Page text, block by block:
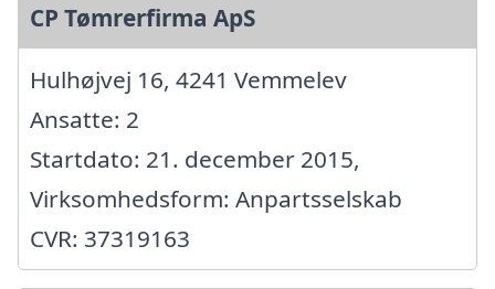
CP Tømrerfirma ApS
Hulhøjvej 16, 4241 Vemmelev
Ansatte: 2
Startdato: 21. december 2015,
Virksomhedsform: Anpartsselskab
CVR: 37319163